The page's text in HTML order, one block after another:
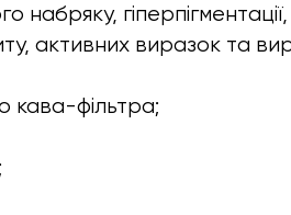
набряку,
активних виразок та
кава-фільтра;